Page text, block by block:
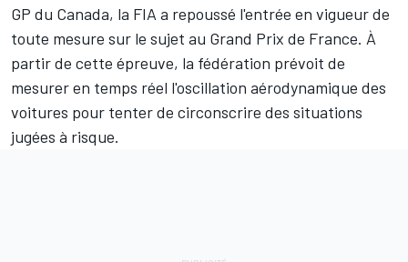
GP du Canada, la FIA a repoussé l'entrée en vigueur de
toute mesure sur le sujet au Grand Prix de France. À
partir de cette épreuve, la fédération prévoit de
mesurer en temps réel l'oscillation aérodynamique des
voitures pour tenter de circonscrire des situations
jugées à risque.